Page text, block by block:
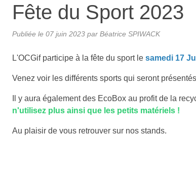
Fête du Sport 2023
Publiée le 07 juin 2023 par Béatrice SPIWACK
L'OCGif participe à la fête du sport le samedi 17
Venez voir les différents sports qui seront
Il y aura également des EcoBox au profit de la
n'utilisez plus ainsi que les petits matériels !
Au plaisir de vous retrouver sur nos stands.